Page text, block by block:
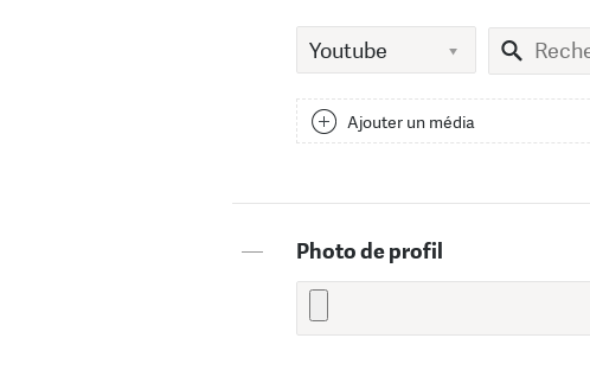
Ajouter un média
— Photo de profil